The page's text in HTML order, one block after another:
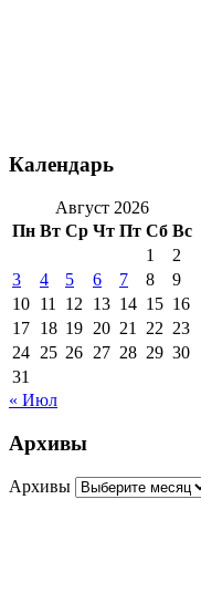
Календарь
Август 2026
Пн Вт Ср Чт Пт Сб Вс
1
2
3
4 5 6 7 8
9
10 11 12 13 14 15 16
17 18 19 20 21 22 23
24 25 26 27 28 29 30
31
« Июл
Архивы
Архивы